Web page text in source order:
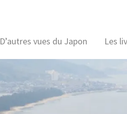
D’autres vues du Japon Les